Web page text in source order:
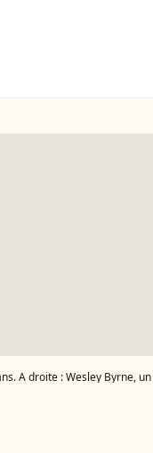
Byrne, un Britannique de 25 ans